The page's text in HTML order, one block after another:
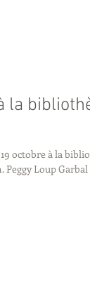
la
octobre à la